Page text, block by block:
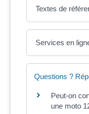
Textes de
Services en
Questions ?
Peut-on
une moto